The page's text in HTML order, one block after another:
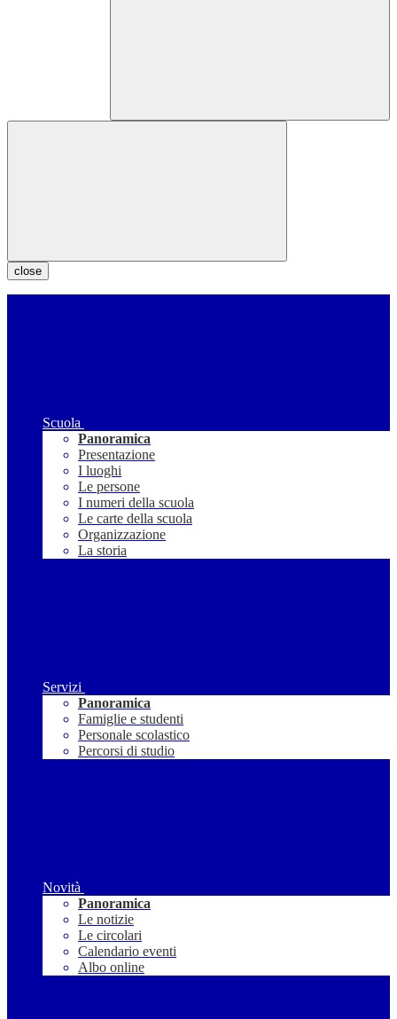
close
Scuola
Panoramica
Presentazione
I luoghi
Le persone
I numeri della scuola
Le carte della scuola
Organizzazione
La storia
Servizi
Panoramica
Famiglie e studenti
Personale scolastico
Percorsi di studio
Novità
Panoramica
Le notizie
Le circolari
Calendario eventi
Albo online